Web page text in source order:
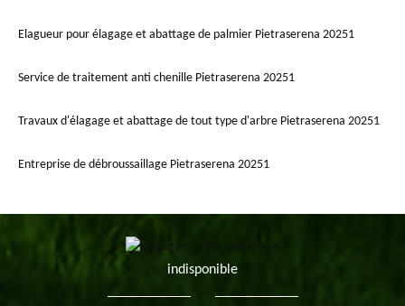
Elagueur pour élagage et abattage de palmier Pietraserena 20251
Service de traitement anti chenille Pietraserena 20251
Travaux d'élagage et abattage de tout type d'arbre Pietraserena 20251
Entreprise de débroussaillage Pietraserena 20251
indisponible